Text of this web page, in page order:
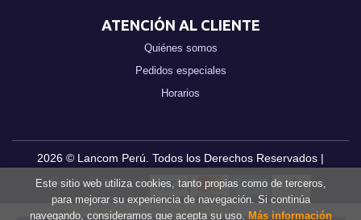
ATENCIÓN AL CLIENTE
Quiénes somos
Pedidos especiales
Horarios
2026 © Lancom Perú . Todos los Derechos Reservados |
Grupo Trevenque
Este sitio web utiliza cookies, tanto propias como de terceros,
para mejorar su experiencia de navegación. Si continúa
navegando, consideramos que acepta su uso. Más información